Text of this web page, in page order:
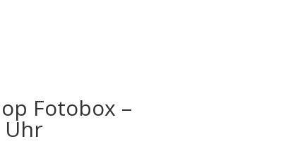
Fotobox –
Uhr